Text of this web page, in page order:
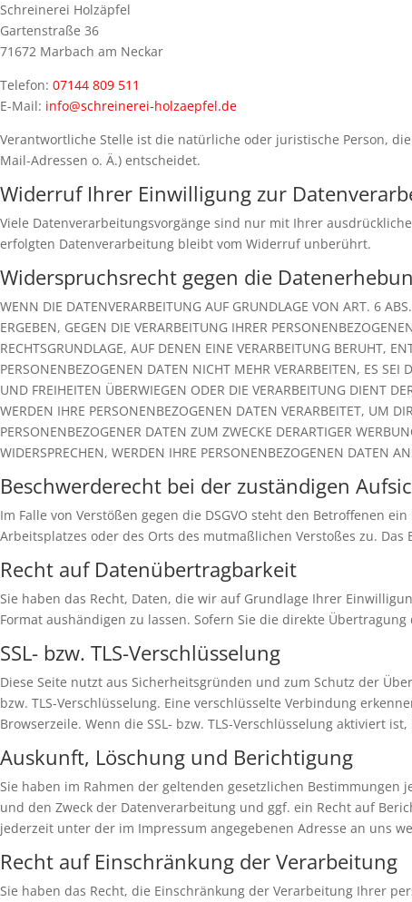
Schreinerei Holzäpfel
Gartenstraße 36
71672 Marbach am Neckar
Telefon: 07144 809 511
E-Mail: info@schreinerei-holzaepfel.de
Verantwortliche Stelle ist die natürliche oder juristische Person,
Mail-Adressen o. Ä.) entscheidet.
Widerruf Ihrer Einwilligung zur
Viele Datenverarbeitungsvorgänge sind nur mit Ihrer
erfolgten Datenverarbeitung bleibt vom Widerruf unberührt.
Widerspruchsrecht gegen die
WENN DIE DATENVERARBEITUNG AUF GRUNDLAGE VON ART. 6
ERGEBEN, GEGEN DIE VERARBEITUNG IHRER
RECHTSGRUNDLAGE, AUF DENEN EINE VERARBEITUNG BERUHT,
PERSONENBEZOGENEN DATEN NICHT MEHR VERARBEITEN, ES
UND FREIHEITEN ÜBERWIEGEN ODER DIE VERARBEITUNG DIENT
WERDEN IHRE PERSONENBEZOGENEN DATEN VERARBEITET, UM
PERSONENBEZOGENER DATEN ZUM ZWECKE DERARTIGER
WIDERSPRECHEN, WERDEN IHRE PERSONENBEZOGENEN DATEN
Beschwerde­recht bei der zuständigen
Im Falle von Verstößen gegen die DSGVO steht den Betroffenen
Arbeitsplatzes oder des Orts des mutmaßlichen Verstoßes zu.
Recht auf Daten­übertrag­barkeit
Sie haben das Recht, Daten, die wir auf Grundlage Ihrer
Format aushändigen zu lassen. Sofern Sie die direkte
SSL- bzw. TLS-Verschlüsselung
Diese Seite nutzt aus Sicherheitsgründen und zum Schutz der
bzw. TLS-Verschlüsselung. Eine verschlüsselte Verbindung
Browserzeile. Wenn die SSL- bzw. TLS-Verschlüsselung aktiviert
Auskunft, Löschung und Berichtigung
Sie haben im Rahmen der geltenden gesetzlichen
und den Zweck der Datenverarbeitung und ggf. ein Recht auf
jederzeit unter der im Impressum angegebenen Adresse an uns
Recht auf Einschränkung der Verarbeitung
Sie haben das Recht, die Einschränkung der Verarbeitung Ihrer